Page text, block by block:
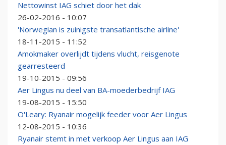
Nettowinst IAG schiet door het dak
26-02-2016 - 10:07
'Norwegian is zuinigste transatlantische airline'
18-11-2015 - 11:52
Amokmaker overlijdt tijdens vlucht, reisgenote
gearresteerd
19-10-2015 - 09:56
Aer Lingus nu deel van BA-moederbedrijf IAG
19-08-2015 - 15:50
O'Leary: Ryanair mogelijk feeder voor Aer Lingus
12-08-2015 - 10:36
Ryanair stemt in met verkoop Aer Lingus aan IAG